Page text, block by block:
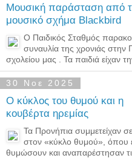
Μουσική παράσταση από
μουσικό σχήμα Blackbird
Ο Παιδικός Σταθμός
συναυλία της χρονιάς
σχολείου μας . Τα παιδιά είχαν
30 Νοε 2025
Ο κύκλος του θυμού και η
κουβέρτα ηρεμίας
Τα Προνήπια συμμετείχαν
στον «κύκλο θυμού», όπου
θυμώσουν και αναπαρέστησαν